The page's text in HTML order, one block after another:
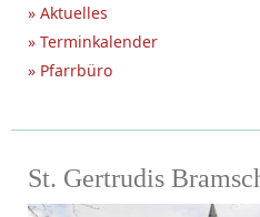
» Aktuelles
» Terminkalender
» Pfarrbüro
St. Gertrudis